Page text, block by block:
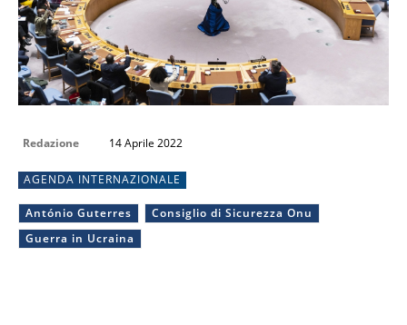
Redazione 14 Aprile 2022
AGENDA INTERNAZIONALE
António Guterres
Consiglio di Sicurezza Onu
Guerra in Ucraina